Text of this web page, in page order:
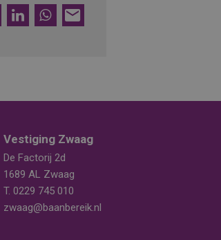
FacebookLinkedInWhatsApp
E-
mail
Vestiging Zwaag
De Factorij 2d
1689 AL Zwaag
T. 0229 745 010
zwaag@baanbereik.nl